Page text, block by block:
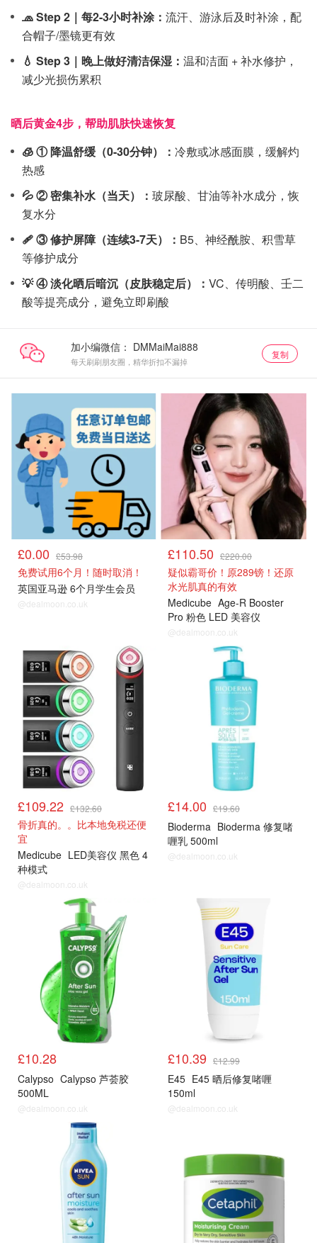
🧢 Step 2｜每2-3小时补涂： 流汗、游泳后及时补涂，配
合帽子/墨镜更有效
💧 Step 3｜晚上做好清洁保湿： 温和洁面 + 补水修护，
减少光损伤累积
晒后黄金4步，帮助肌肤快速恢复
🧊 ① 降温舒缓（0-30分钟）： 冷敷或冰感面膜，缓解灼
热感
💦 ② 密集补水（当天）： 玻尿酸、甘油等补水成分，恢
复水分
🩹 ③ 修护屏障（连续3-7天）： B5、神经酰胺、积雪草
等修护成分
💡 ④ 淡化晒后暗沉（皮肤稳定后）： VC、传明酸、壬二
酸等提亮成分，避免立即刷酸
加小编微信：
每天刷刷朋友圈，精华折扣不漏掉
复制
£0.00 £53.98
免费试用6个月！随时取消！
英国亚马逊 6个月学生会员
@dealmoon.co.uk
£110.50 £220.00
疑似霸哥价！原289镑！还原
水光肌真的有效
Medicube Age-R Booster
Pro 粉色 LED 美容仪
@dealmoon.co.uk
亚马逊
£109.22 £132.60
骨折真的。。比本地免税还便
宜
Medicube LED美容仪 黑色 4
种模式
@dealmoon.co.uk
£14.00 £19.60
Bioderma Bioderma 修复啫
喱乳 500ml
@dealmoon.co.uk
£10.28
Calypso Calypso 芦荟胶
500ML
@dealmoon.co.uk
£10.39 £12.99
E45 E45 晒后修复啫喱
150ml
@dealmoon.co.uk